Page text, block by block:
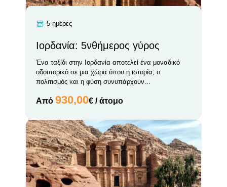
5 ημέρες
Ιορδανία: 5νθήμερος γύρος
Ένα ταξίδι στην Ιορδανία αποτελεί ένα μοναδικό
οδοιπορικό σε μια χώρα όπου η ιστορία, ο
πολιτισμός και η φύση συνυπάρχουν...
Από 930,00€ / άτομο